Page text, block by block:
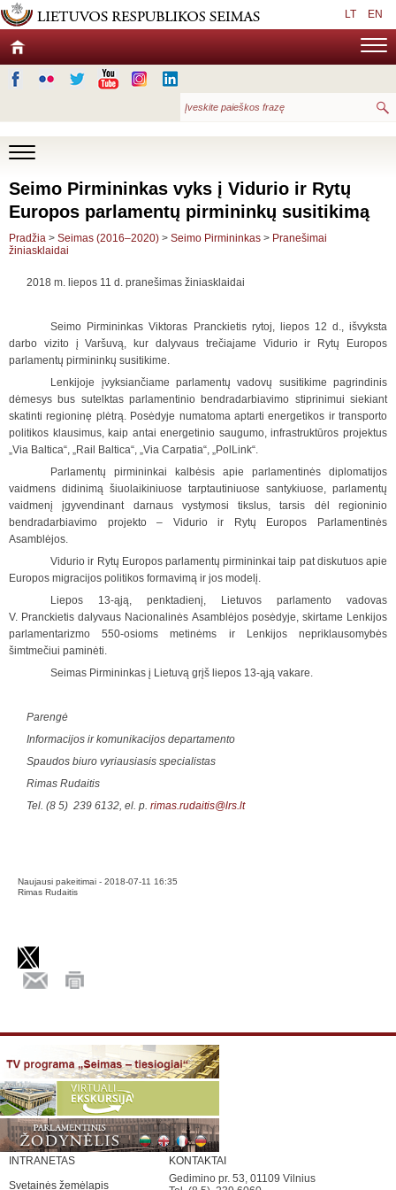
LT EN
Seimo Pirmininkas vyks į Vidurio ir Rytų
Europos parlamentų pirmininkų susitikimą
Pradžia > Seimas (2016–2020) > Seimo Pirmininkas > Pranešimai
žiniasklaidai
2018 m. liepos 11 d. pranešimas žiniasklaidai
Seimo Pirmininkas Viktoras Pranckietis rytoj, liepos 12 d., išvyksta
darbo vizito į Varšuvą, kur dalyvaus trečiajame Vidurio ir Rytų Europos
parlamentų pirmininkų susitikime.
Lenkijoje įvyksiančiame parlamentų vadovų susitikime pagrindinis
dėmesys bus sutelktas parlamentinio bendradarbiavimo stiprinimui siekiant
skatinti regioninę plėtrą. Posėdyje numatoma aptarti energetikos ir transporto
politikos klausimus, kaip antai energetinio saugumo, infrastruktūros projektus
„Via Baltica“, „Rail Baltica“, „Via Carpatia“, „PolLink“.
Parlamentų pirmininkai kalbėsis apie parlamentinės diplomatijos
vaidmens didinimą šiuolaikiniuose tarptautiniuose santykiuose, parlamentų
vaidmenį įgyvendinant darnaus vystymosi tikslus, tarsis dėl regioninio
bendradarbiavimo projekto – Vidurio ir Rytų Europos Parlamentinės
Asamblėjos.
Vidurio ir Rytų Europos parlamentų pirmininkai taip pat diskutuos apie
Europos migracijos politikos formavimą ir jos modelį.
Liepos 13-ąją, penktadienį, Lietuvos parlamento vadovas
V. Pranckietis dalyvaus Nacionalinės Asamblėjos posėdyje, skirtame Lenkijos
parlamentarizmo 550-osioms metinėms ir Lenkijos nepriklausomybės
šimtmečiui paminėti.
Seimas Pirmininkas į Lietuvą grįš liepos 13-ąją vakare.
Parengė
Informacijos ir komunikacijos departamento
Spaudos biuro vyriausiasis specialistas
Rimas Rudaitis
Tel. (8 5) 239 6132, el. p. rimas.rudaitis@lrs.lt
Naujausi pakeitimai - 2018-07-11 16:35
Rimas Rudaitis
INTRANETAS
Svetainės žemėlapis
KONTAKTAI
Gedimino pr. 53, 01109 Vilnius